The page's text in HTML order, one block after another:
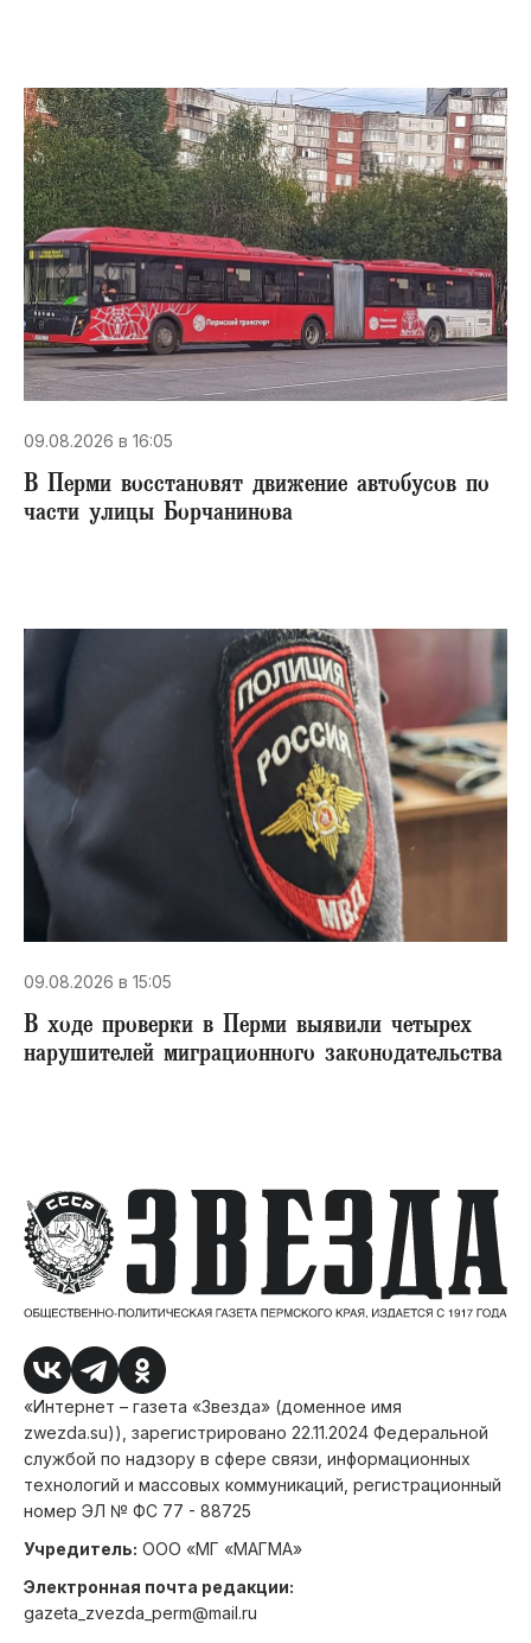
09.08.2026 в 16:05
В Перми восстановят движение автобусов по
части улицы Борчанинова
09.08.2026 в 15:05
В ходе проверки в Перми выявили четырех
нарушителей миграционного законодательства
«Интернет – газета «Звезда» (доменное имя
zwezda.su)), зарегистрировано 22.11.2024 Федеральной
службой по надзору в сфере связи, информационных
технологий и массовых коммуникаций, регистрационный
номер ЭЛ № ФС 77 - 88725
Учредитель: ООО «МГ «МАГМА»
Электронная почта редакции:
gazeta_zvezda_perm@mail.ru